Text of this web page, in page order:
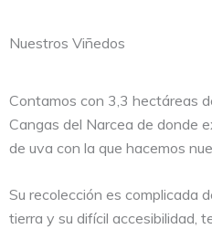
Nuestros Viñedos
Contamos con 3,3 hectáreas
Cangas del Narcea de donde
de uva con la que hacemos
Su recolección es complicada
tierra y su difícil accesibilidad,